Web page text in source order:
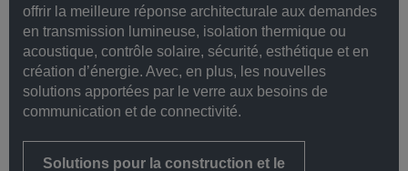
offrir la meilleure réponse architecturale aux demandes
en transmission lumineuse, isolation thermique ou
acoustique, contrôle solaire, sécurité, esthétique et en
création d’énergie. Avec, en plus, les nouvelles
solutions apportées par le verre aux besoins de
communication et de connectivité.
Solutions pour la construction et le